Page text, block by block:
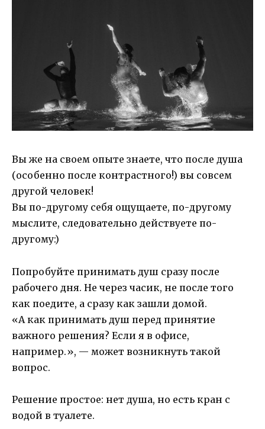
Вы же на своем опыте знаете, что после душа
(особенно после контрастного!) вы совсем
другой человек!
Вы по-другому себя ощущаете, по-другому
мыслите, следовательно действуете по-
другому:)
Попробуйте принимать душ сразу после
рабочего дня. Не через часик, не после того
как поедите, а сразу как зашли домой.
«А как принимать душ перед принятие
важного решения? Если я в офисе,
например.», — может возникнуть такой
вопрос.
Решение простое: нет душа, но есть кран с
водой в туалете.